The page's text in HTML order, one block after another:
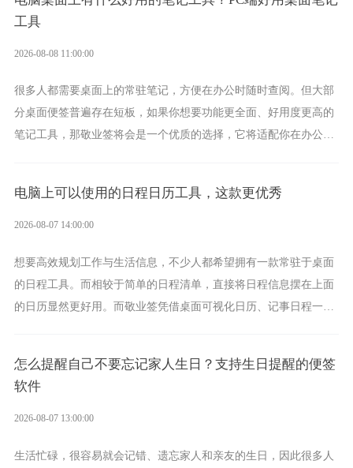
工具
2026-08-08 11:00:00
很多人都需要桌面上的常驻笔记，方便在办公时随时查阅。但大部
分桌面便签普遍存在短板，如果你想要功能更全面、好用度更高的
笔记工具，那敬业签将会是一个优质的选择，它将适配你在办公、
电脑上可以使用的日程日历工具，这款更优秀
2026-08-07 14:00:00
想要高效规划工作与生活信息，不少人都希望拥有一款常驻于桌面
的日程工具。而相较于简单的日程清单，直接将日程信息摆在上面
的日历显然更好用。而敬业签凭借桌面可视化日历、记事日程一体
怎么提醒自己不要忘记家人生日？支持生日提醒的便签
软件
2026-08-07 13:00:00
生活忙碌，很容易就会记错、遗忘家人和亲友的生日，因此很多人